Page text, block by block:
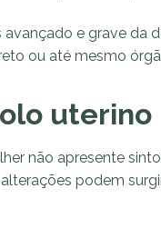
e grave da
ou até mesmo
uterino
não apresente
podem